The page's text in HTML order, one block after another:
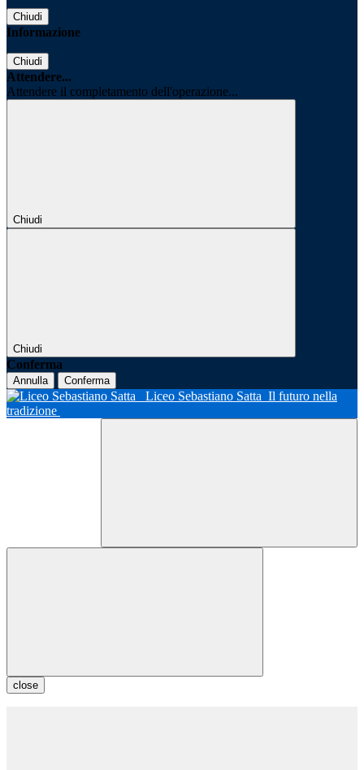
Chiudi
Informazione
Chiudi
Attendere...
Attendere il completamento dell'operazione...
Chiudi
Chiudi
Conferma
Annulla Conferma
Liceo Sebastiano Satta Il futuro nella
tradizione
close